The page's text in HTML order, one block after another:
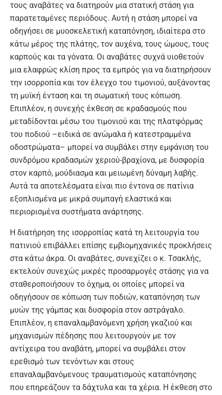
τους αναβάτες να διατηρούν μια στατική στάση για
παρατεταμένες περιόδους. Αυτή η στάση μπορεί να
οδηγήσει σε μυοσκελετική καταπόνηση, ιδιαίτερα στο
κάτω μέρος της πλάτης, τον αυχένα, τους ώμους, τους
καρπούς και τα γόνατα. Οι αναβάτες συχνά υιοθετούν
μια ελαφρώς κλίση προς τα εμπρός για να διατηρήσουν
την ισορροπία και τον έλεγχο του τιμονιού, αυξάνοντας
τη μυϊκή ένταση και τη σωματική τους κόπωση.
Επιπλέον, η συνεχής έκθεση σε κραδασμούς που
μεταδίδονται μέσω του τιμονιού και της πλατφόρμας
του ποδιού –ειδικά σε ανώμαλα ή κατεστραμμένα
οδοστρώματα– μπορεί να συμβάλει στην εμφάνιση του
συνδρόμου κραδασμών χεριού-βραχίονα, με δυσφορία
στον καρπό, μούδιασμα και μειωμένη δύναμη λαβής.
Αυτά τα αποτελέσματα είναι πιο έντονα σε πατίνια
εξοπλισμένα με μικρά συμπαγή ελαστικά και
περιορισμένα συστήματα ανάρτησης.
Η διατήρηση της ισορροπίας κατά τη λειτουργία του
πατινιού επιβάλλει επίσης εμβιομηχανικές προκλήσεις
στα κάτω άκρα. Οι αναβάτες, συνεχίζει ο κ. Τσακλής,
εκτελούν συνεχώς μικρές προσαρμογές στάσης για να
σταθεροποιήσουν το όχημα, οι οποίες μπορεί να
οδηγήσουν σε κόπωση των ποδιών, καταπόνηση των
μυών της γάμπας και δυσφορία στον αστράγαλο.
Επιπλέον, η επαναλαμβανόμενη χρήση γκαζιού και
μηχανισμών πέδησης που λειτουργούν με τον
αντίχειρα του αναβάτη, μπορεί να συμβάλει στον
ερεθισμό των τενόντων και στους
επαναλαμβανόμενους τραυματισμούς καταπόνησης
που επηρεάζουν τα δάχτυλα και τα χέρια. Η έκθεση στο